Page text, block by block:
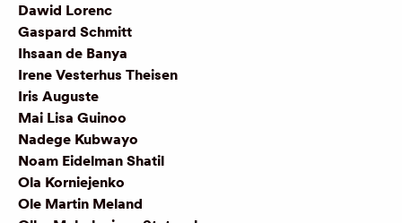
Dawid Lorenc
Gaspard Schmitt
Ihsaan de Banya
Irene Vesterhus Theisen
Iris Auguste
Mai Lisa Guinoo
Nadege Kubwayo
Noam Eidelman Shatil
Ola Korniejenko
Ole Martin Meland